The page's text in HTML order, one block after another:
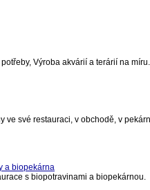
Výroba akvárií a terárií na
ve své restauraci, v obchodě, v
a biopekárna
s biopotravinami a biopekárnou.